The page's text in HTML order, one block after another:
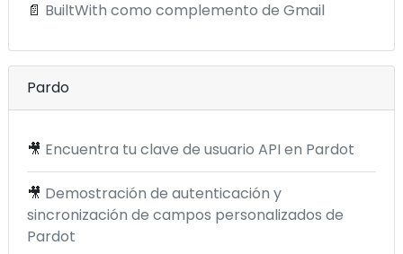
📄 BuiltWith como complemento de Gmail
Pardo
🎥 Encuentra tu clave de usuario API en Pardot
🎥 Demostración de autenticación y
sincronización de campos personalizados de
Pardot